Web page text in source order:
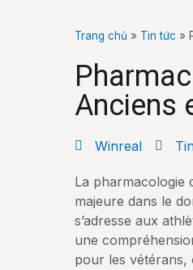
Trang chủ » Tin tức »
Anciens
Winreal
La pharmacologie
majeure dans le
s’adresse aux
une
pour les vétérans,